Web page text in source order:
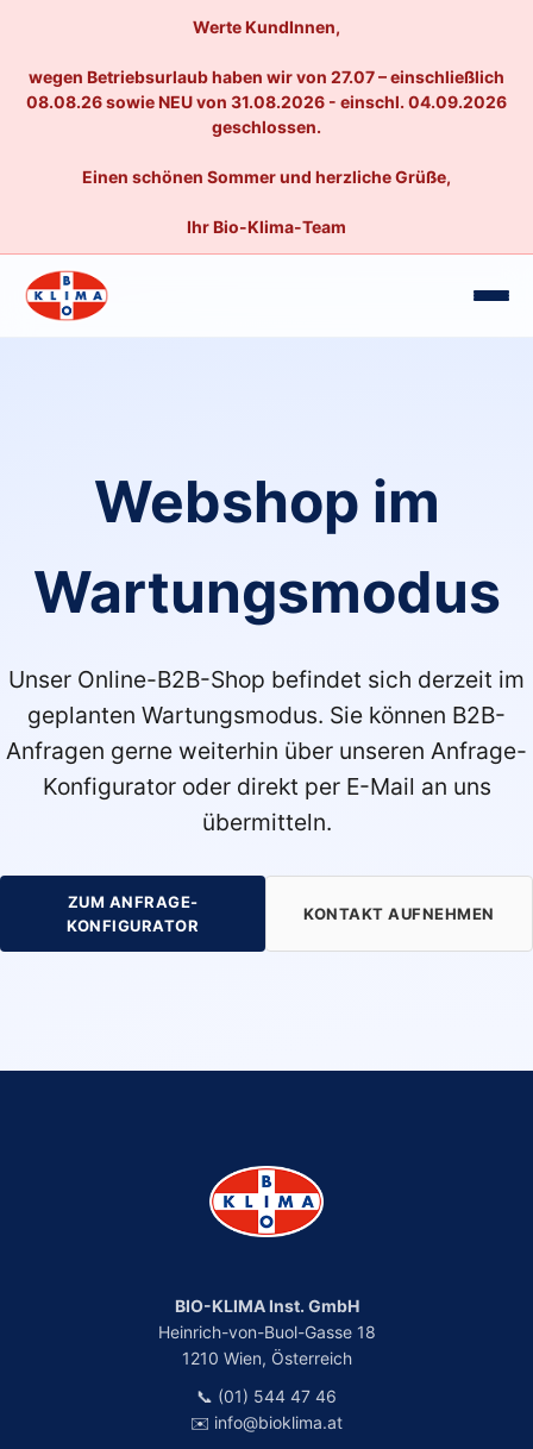
Werte KundInnen,
wegen Betriebsurlaub haben wir von 27.07 – einschließlich
08.08.26 sowie NEU von 31.08.2026 - einschl. 04.09.2026
geschlossen.
Einen schönen Sommer und herzliche Grüße,
Ihr Bio-Klima-Team
Webshop im
Wartungsmodus
Unser Online-B2B-Shop befindet sich derzeit im
geplanten Wartungsmodus. Sie können B2B-
Anfragen gerne weiterhin über unseren Anfrage-
Konfigurator oder direkt per E-Mail an uns
übermitteln.
ZUM ANFRAGE-
KONFIGURATOR
KONTAKT AUFNEHMEN
BIO-KLIMA Inst. GmbH
Heinrich-von-Buol-Gasse 18
1210 Wien, Österreich
📞 (01) 544 47 46
✉️ info@bioklima.at